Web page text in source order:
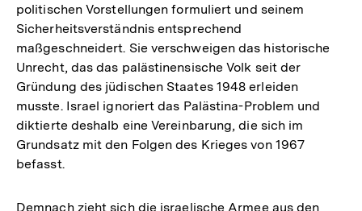
politischen Vorstellungen formuliert und seinem
Sicherheitsverständnis entsprechend
maßgeschneidert. Sie verschweigen das historische
Unrecht, das das palästinensische Volk seit der
Gründung des jüdischen Staates 1948 erleiden
musste. Israel ignoriert das Palästina-Problem und
diktierte deshalb eine Vereinbarung, die sich im
Grundsatz mit den Folgen des Krieges von 1967
befasst.
Demnach zieht sich die israelische Armee aus den